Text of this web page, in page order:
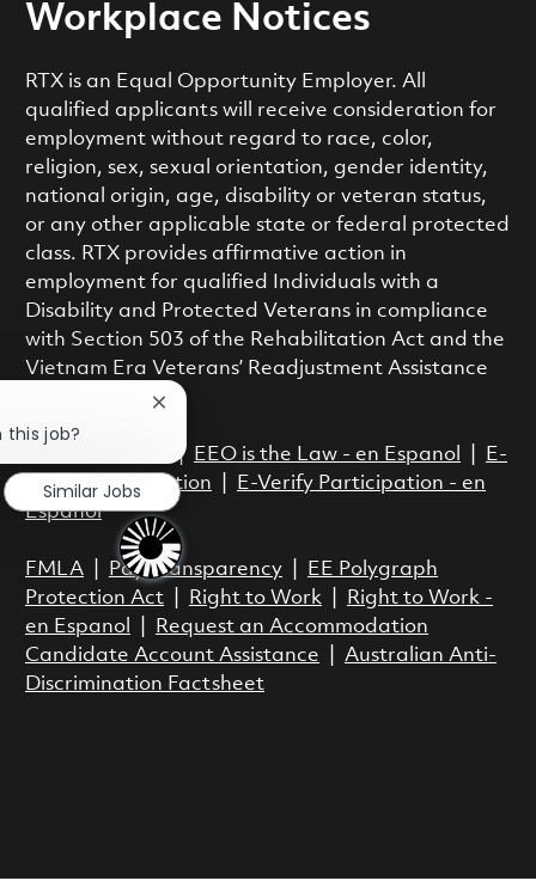
Workplace Notices
RTX is an Equal Opportunity Employer. All
qualified applicants will receive consideration for
employment without regard to race, color,
religion, sex, sexual orientation, gender identity,
national origin, age, disability or veteran status,
or any other applicable state or federal protected
class. RTX provides affirmative action in
employment for qualified Individuals with a
Disability and Protected Veterans in compliance
with Section 503 of the Rehabilitation Act and the
Vietnam Era Veterans’ Readjustment Assistance
| EEO is the Law - en Espanol
E-
Verify Participation
E-Verify Participation - en
Espanol
FMLA| Pay Transparency|
EE Polygraph
Protection Act| Right to Work|
Right to Work -
en Espanol
Request an Accommodation
Candidate Account Assistance
Australian Anti-
Discrimination Factsheet
this job?
Close chatbot notification
Similar Jobs